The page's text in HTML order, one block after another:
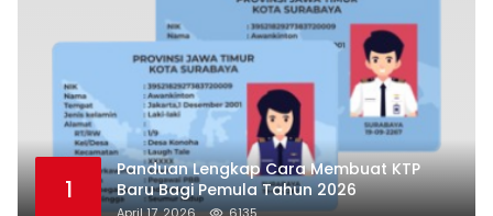
1
Panduan Lengkap Cara Membuat KTP
Baru Bagi Pemula Tahun 2026